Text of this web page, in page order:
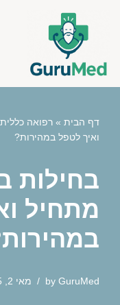
content
דף הבית » רפואה
ואיך לטפל במהירות?
בחילות
מתחיל
by GuruMed מאי 2, 2025